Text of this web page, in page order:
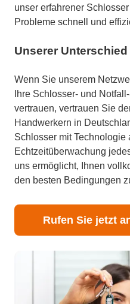
unser erfahrener
Probleme schnell und
Unserer Unterschied
Wenn Sie unserem
Ihre Schlosser- und
vertrauen, vertrauen Sie
Handwerkern in
Schlosser mit Technologie
Echtzeitüberwachung
uns ermöglicht, Ihnen
den besten Bedingungen
Rufen Sie jetzt